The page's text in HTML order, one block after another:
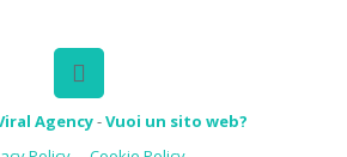
Agency-Vuoi un sito web?